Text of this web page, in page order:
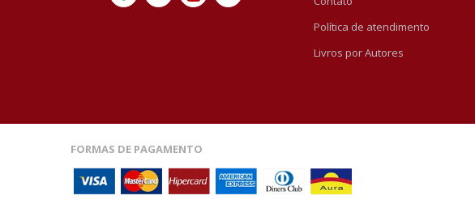
Política de atendimento
Livros por Autores
FORMAS DE PAGAMENTO